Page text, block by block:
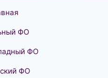
ФО
ФО
ФО